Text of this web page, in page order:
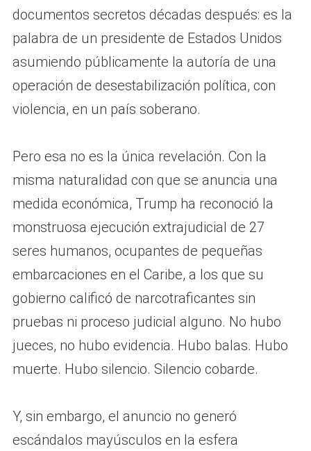
documentos secretos décadas después: es la
palabra de un presidente de Estados Unidos
asumiendo públicamente la autoría de una
operación de desestabilización política, con
violencia, en un país soberano.
Pero esa no es la única revelación. Con la
misma naturalidad con que se anuncia una
medida económica, Trump ha reconoció la
monstruosa ejecución extrajudicial de 27
seres humanos, ocupantes de pequeñas
embarcaciones en el Caribe, a los que su
gobierno calificó de narcotraficantes sin
pruebas ni proceso judicial alguno. No hubo
jueces, no hubo evidencia. Hubo balas. Hubo
muerte. Hubo silencio. Silencio cobarde.
Y, sin embargo, el anuncio no generó
escándalos mayúsculos en la esfera